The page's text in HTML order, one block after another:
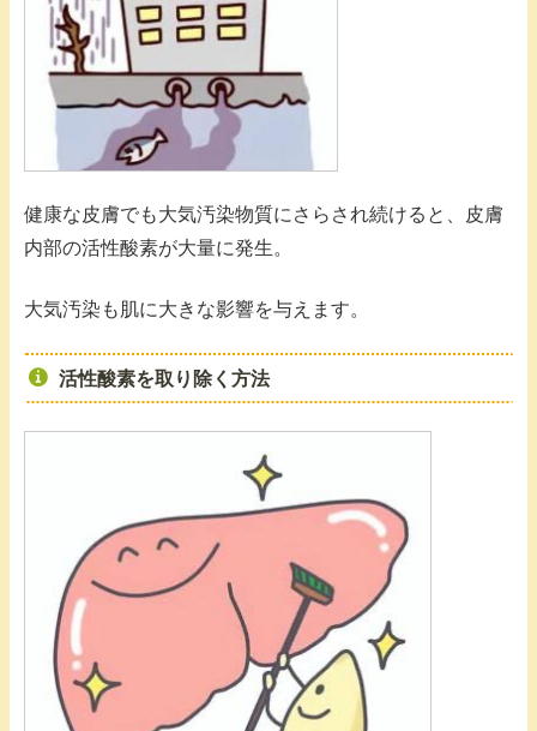
健康な皮膚でも大気汚染物質にさらされ続けると、皮膚
内部の活性酸素が大量に発生。
大気汚染も肌に大きな影響を与えます。
活性酸素を取り除く方法